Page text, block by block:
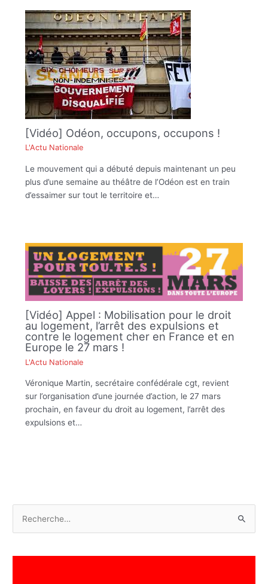
[Vidéo] Odéon, occupons, occupons !
L'Actu Nationale
Le mouvement qui a débuté depuis maintenant un peu
plus d’une semaine au théâtre de l’Odéon est en train
d’essaimer sur tout le territoire et…
[Vidéo] Appel : Mobilisation pour le droit
au logement, l’arrêt des expulsions et
contre le logement cher en France et en
Europe le 27 mars !
L'Actu Nationale
Véronique Martin, secrétaire confédérale cgt, revient
sur l’organisation d’une journée d’action, le 27 mars
prochain, en faveur du droit au logement, l’arrêt des
expulsions et…